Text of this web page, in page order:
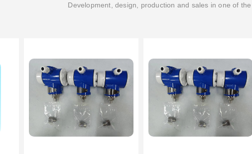
Development, design, production and sales in one of